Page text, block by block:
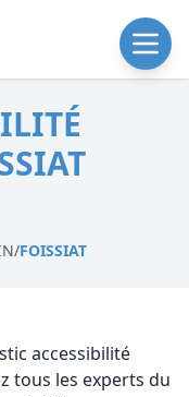
/FOISSIAT
accessibilité
tous les experts du